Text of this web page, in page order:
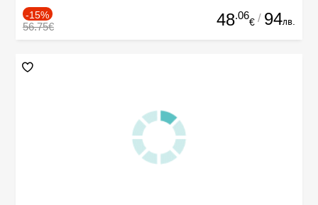
-15%
56.75€ 48.06
€ / 94лв.